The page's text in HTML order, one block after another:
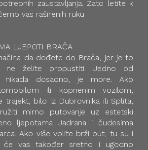
zaustavljanja. Zato letite k
vas raširenih ruku
LJEPOTI BRAČA
da dođete do Brača, jer je to
ne želite propustiti. Jedno od
nikada dosadno, je more. Ako
ili kopnenim vozilom,
trajekt, bilo iz Dubrovnika ili Splita,
mirno putovanje uz estetski
ljepotama Jadrana i čudesima
Ako više volite brži put, tu su i
će vas također sretno i ugodno